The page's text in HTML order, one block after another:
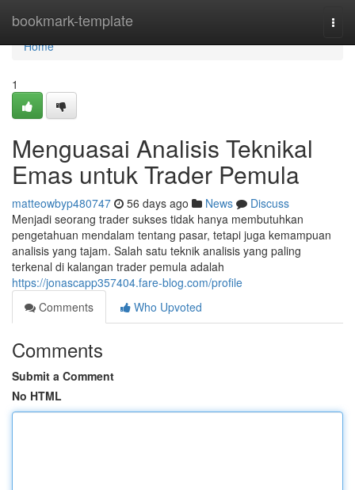
bookmark-template
Home
Home
1
Menguasai Analisis Teknikal
Emas untuk Trader Pemula
matteowbyp480747 56 days ago News
Discuss
Menjadi seorang trader sukses tidak hanya membutuhkan
pengetahuan mendalam tentang pasar, tetapi juga kemampuan
analisis yang tajam. Salah satu teknik analisis yang paling
terkenal di kalangan trader pemula adalah
https://jonascapp357404.fare-blog.com/profile
Comments
Who Upvoted
Comments
Submit a Comment
No HTML